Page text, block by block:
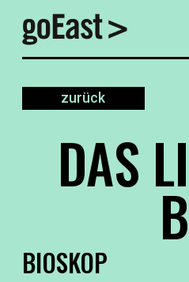
zurück
DAS
BIOSKOP